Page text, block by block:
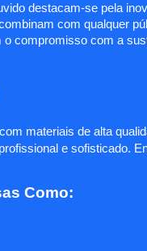
destacam-se pela
com qualquer
compromisso com a
materiais de alta
e sofisticado.
Como: